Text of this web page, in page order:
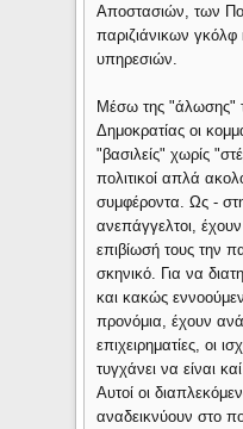
Αποστασιών, των
παριζιάνικων
υπηρεσιών.
Μέσω της "άλωσης"
Δημοκρατίας οι
"βασιλείς" χωρίς
πολιτικοί απλά
συμφέροντα. Ως -
ανεπάγγελτοι,
επιβίωσή τους την
σκηνικό. Για να
και κακώς
προνόμια, έχουν
επιχειρηματίες, οι
τυγχάνει να είναι
Αυτοί οι
αναδεικνύουν στο